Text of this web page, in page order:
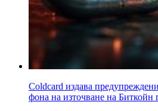
Coldcard издава
фона на източване на Биткойн